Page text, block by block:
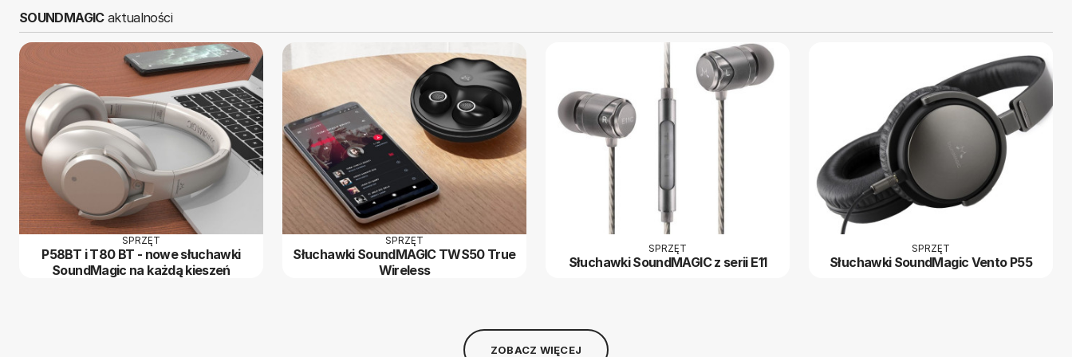
SOUNDMAGICaktualności
SPRZĘT
P58BT i T80 BT - nowe słuchawki
SoundMagic na każdą kieszeń
SPRZĘT
Słuchawki SoundMAGIC TWS50 True
Wireless
SPRZĘT
Słuchawki SoundMAGIC z serii E11
SPRZĘT
Słuchawki SoundMagic Vento P55
ZOBACZ WIĘCEJ